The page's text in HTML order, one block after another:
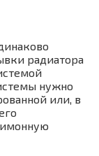
радиатора
нужно
или, в